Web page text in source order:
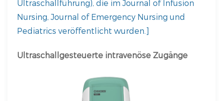
Ultraschallführung), die im Journal of Infusion
Nursing, Journal of Emergency Nursing und
Pediatrics veröffentlicht wurden.]
Ultraschallgesteuerte intravenöse Zugänge